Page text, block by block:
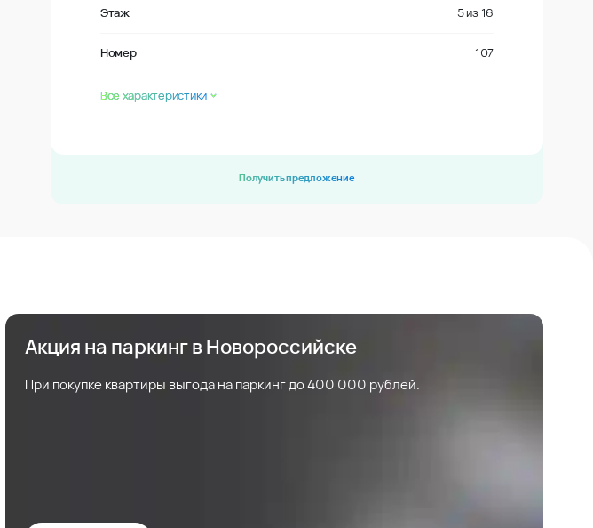
Этаж 5из 16
Номер 107
Все характеристики
Получить предложение
Акция на паркинг в Новороссийске
При покупке квартиры выгода на паркинг до 400 000 рублей.